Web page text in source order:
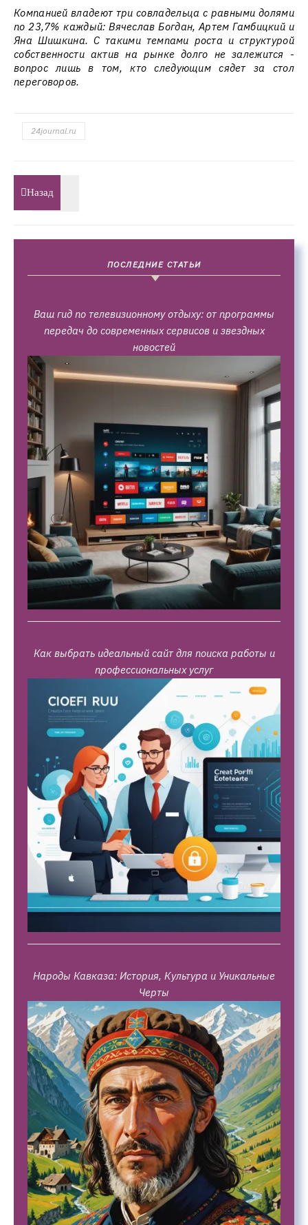
Компанией владеют три совладельца с равными долями
по 23,7% каждый: Вячеслав Богдан, Артем Гамбицкий и
Яна Шишкина. С такими темпами роста и структурой
собственности актив на рынке долго не залежится -
вопрос лишь в том, кто следующим сядет за стол
переговоров.
24journal.ru
Назад
ПОСЛЕДНИЕ СТАТЬИ
Ваш гид по телевизионному отдыху: от программы
передач до современных сервисов и звездных
новостей
Как выбрать идеальный сайт для поиска работы и
профессиональных услуг
Народы Кавказа: История, Культура и Уникальные
Черты